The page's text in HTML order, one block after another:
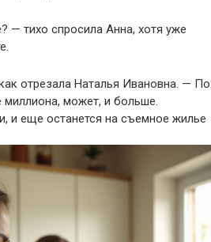
— тихо спросила Анна, хотя уже
отрезала Наталья Ивановна. — По
миллиона, может, и больше.
и еще останется на съемное жилье